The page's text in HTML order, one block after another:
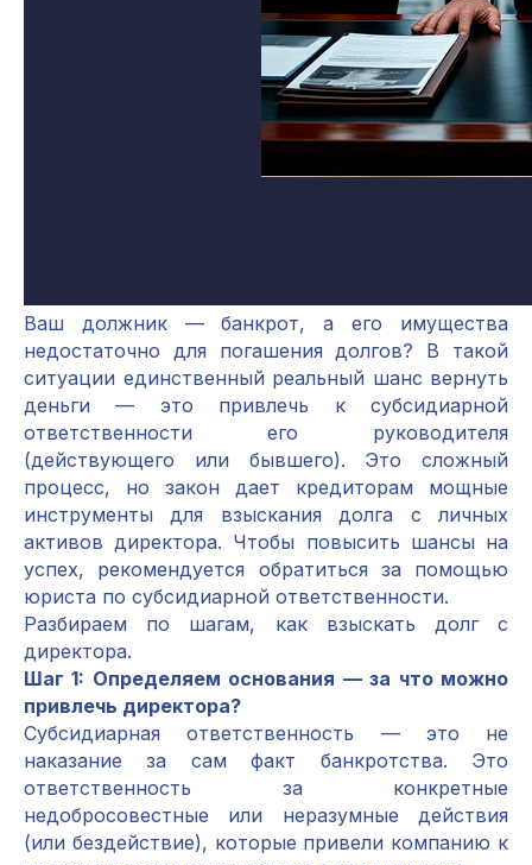
Ваш должник — банкрот, а его имущества
недостаточно для погашения долгов? В такой
ситуации единственный реальный шанс вернуть
деньги — это привлечь к субсидиарной
ответственности его руководителя
(действующего или бывшего). Это сложный
процесс, но закон дает кредиторам мощные
инструменты для взыскания долга с личных
активов директора. Чтобы повысить шансы на
успех, рекомендуется обратиться за помощью
юриста по субсидиарной ответственности.
Разбираем по шагам, как взыскать долг с
директора.
Шаг 1: Определяем основания — за что можно
привлечь директора?
Субсидиарная ответственность — это не
наказание за сам факт банкротства. Это
ответственность за конкретные
недобросовестные или неразумные действия
(или бездействие), которые привели компанию к